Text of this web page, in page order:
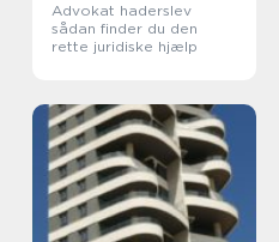
Advokat haderslev
sådan finder du den
rette juridiske hjælp